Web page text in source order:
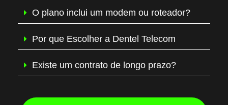
O plano inclui um modem ou roteador?
Por que Escolher a Dentel Telecom
Existe um contrato de longo prazo?